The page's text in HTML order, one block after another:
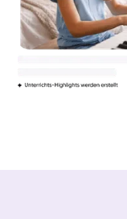
Klavier / Piano /
Negin
Klavier / Piano /
Katarzyna
Klavier / Piano /